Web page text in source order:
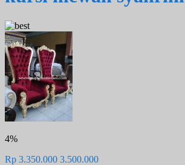
4%
Rp 3.350.000 3.500.000